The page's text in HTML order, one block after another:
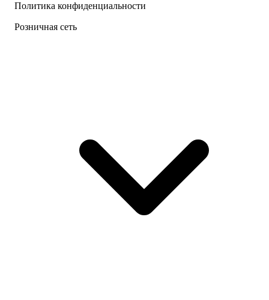
Политика конфиденциальности
Розничная сеть